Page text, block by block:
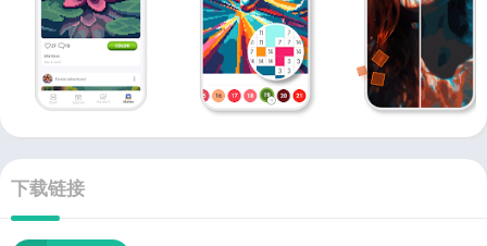
下载链接